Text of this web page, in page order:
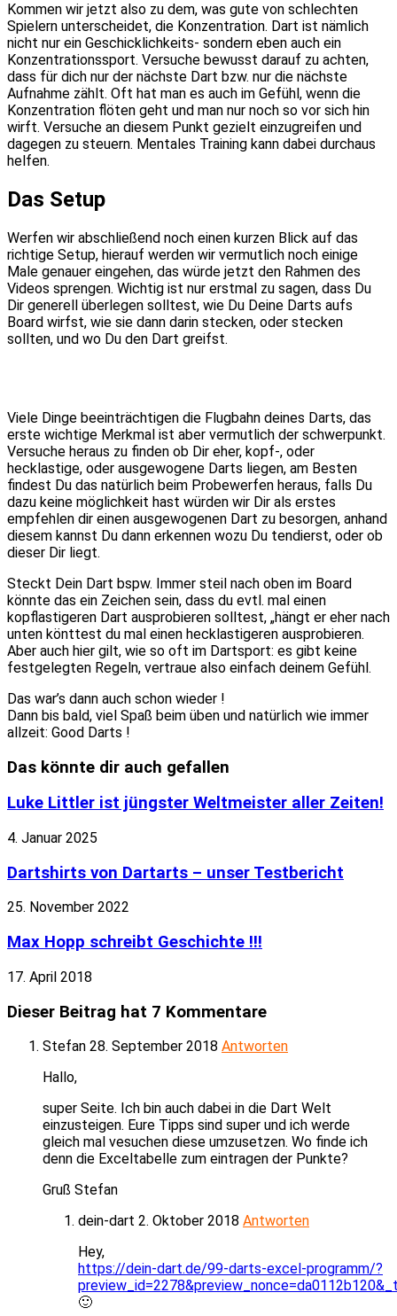
Kommen wir jetzt also zu dem, was gute von schlechten
Spielern unterscheidet, die Konzentration. Dart ist nämlich
nicht nur ein Geschicklichkeits- sondern eben auch ein
Konzentrationssport. Versuche bewusst darauf zu achten,
dass für dich nur der nächste Dart bzw. nur die nächste
Aufnahme zählt. Oft hat man es auch im Gefühl, wenn die
Konzentration flöten geht und man nur noch so vor sich hin
wirft. Versuche an diesem Punkt gezielt einzugreifen und
dagegen zu steuern. Mentales Training kann dabei durchaus
helfen.
Das Setup
Werfen wir abschließend noch einen kurzen Blick auf das
richtige Setup, hierauf werden wir vermutlich noch einige
Male genauer eingehen, das würde jetzt den Rahmen des
Videos sprengen. Wichtig ist nur erstmal zu sagen, dass Du
Dir generell überlegen solltest, wie Du Deine Darts aufs
Board wirfst, wie sie dann darin stecken, oder stecken
sollten, und wo Du den Dart greifst.
Viele Dinge beeinträchtigen die Flugbahn deines Darts, das
erste wichtige Merkmal ist aber vermutlich der schwerpunkt.
Versuche heraus zu finden ob Dir eher, kopf-, oder
hecklastige, oder ausgewogene Darts liegen, am Besten
findest Du das natürlich beim Probewerfen heraus, falls Du
dazu keine möglichkeit hast würden wir Dir als erstes
empfehlen dir einen ausgewogenen Dart zu besorgen, anhand
diesem kannst Du dann erkennen wozu Du tendierst, oder ob
dieser Dir liegt.
Steckt Dein Dart bspw. Immer steil nach oben im Board
könnte das ein Zeichen sein, dass du evtl. mal einen
kopflastigeren Dart ausprobieren solltest, „hängt er eher nach
unten könttest du mal einen hecklastigeren ausprobieren.
Aber auch hier gilt, wie so oft im Dartsport: es gibt keine
festgelegten Regeln, vertraue also einfach deinem Gefühl.
Das war’s dann auch schon wieder !
Dann bis bald, viel Spaß beim üben und natürlich wie immer
allzeit: Good Darts !
Das könnte dir auch gefallen
Luke Littler ist jüngster Weltmeister aller Zeiten!
4. Januar 2025
Dartshirts von Dartarts – unser Testbericht
25. November 2022
Max Hopp schreibt Geschichte !!!
17. April 2018
Dieser Beitrag hat 7 Kommentare
Stefan 28. September 2018 Antworten
Hallo,
super Seite. Ich bin auch dabei in die Dart Welt
einzusteigen. Eure Tipps sind super und ich werde
gleich mal vesuchen diese umzusetzen. Wo finde ich
denn die Exceltabelle zum eintragen der Punkte?
Gruß Stefan
dein-dart 2. Oktober 2018 Antworten
Hey,
https://dein-dart.de/99-darts-excel-programm/?
🙂